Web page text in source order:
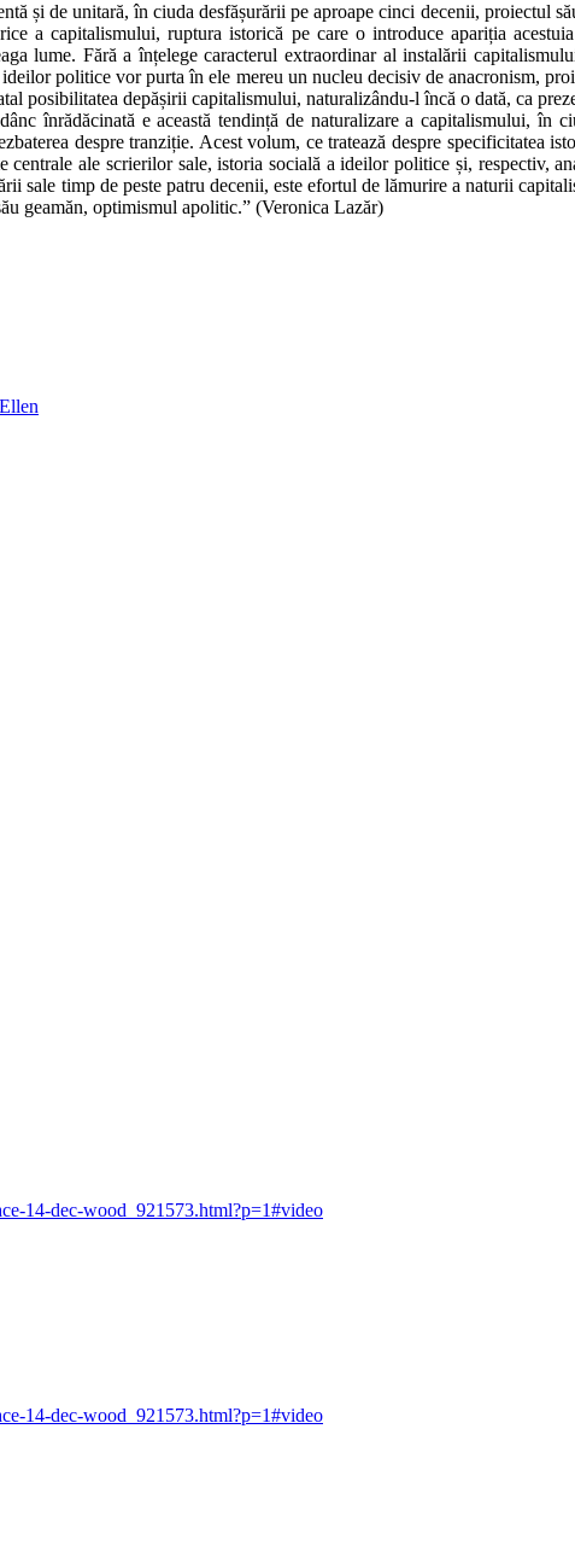
și de unitară, în ciuda desfășurării pe aproape cinci decenii, proiectul
a capitalismului, ruptura istorică pe care o introduce apariția
lume. Fără a înțelege caracterul extraordinar al instalării
politice vor purta în ele mereu un nucleu decisiv de anacronism,
posibilitatea depășirii capitalismului, naturalizându-l încă o dată, ca
înrădăcinată e această tendință de naturalizare a capitalismului,
despre tranziție. Acest volum, ce tratează despre specificitatea
ale scrierilor sale, istoria socială a ideilor politice și, respectiv,
sale timp de peste patru decenii, este efortul de lămurire a naturii
geamăn, optimismul apolitic.” (Veronica Lazăr)
14-dec-wood_921573.html?p=1#video
14-dec-wood_921573.html?p=1#video